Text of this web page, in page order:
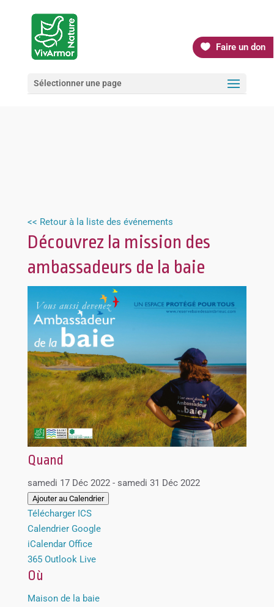
Faire un don
Sélectionner une page
<< Retour à la liste des événements
Découvrez la mission des
ambassadeurs de la baie
Quand
samedi 17 Déc 2022 - samedi 31 Déc 2022
Ajouter au Calendrier
Télécharger ICS
Calendrier Google
iCalendar Office
365 Outlook Live
Où
Maison de la baie